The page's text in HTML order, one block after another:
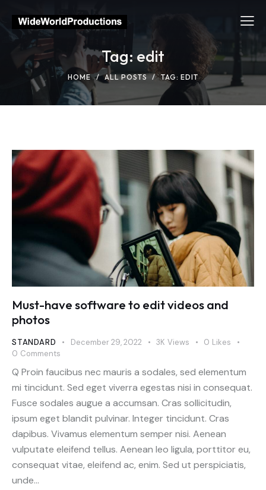
Tag: edit
HOME ALL POSTS TAG: EDIT
Must-have software to edit videos and
photos
STANDARD December 29, 2022 3K Views 0 Likes
0 Comments
Q Proin faucibus nec mauris a sodales, sed elementum
mi tincidunt. Sed eget viverra egestas nisi in consequat.
Fusce sodales augue a accumsan. Cras sollicitudin,
ipsum eget blandit pulvinar. Integer tincidunt. Cras
dapibus. Vivamus elementum semper nisi. Aenean
vulputate eleifend tellus. Aenean leo ligula, porttitor eu,
consequat vitae, eleifend ac, enim. Sed ut perspiciatis,
unde…